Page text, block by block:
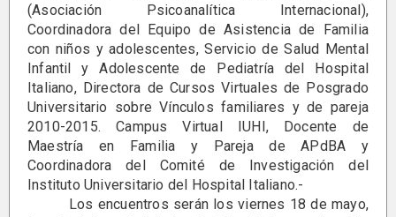
(Asociación Psicoanalítica Internacional),
Coordinadora del Equipo de Asistencia de Familia
con niños y adolescentes, Servicio de Salud Mental
Infantil y Adolescente de Pediatría del Hospital
Italiano, Directora de Cursos Virtuales de Posgrado
Universitario sobre Vínculos familiares y de pareja
2010-2015. Campus Virtual IUHI, Docente de
Maestría en Familia y Pareja de APdBA y
Coordinadora del Comité de Investigación del
Instituto Universitario del Hospital Italiano.-
Los encuentros serán los viernes 18 de mayo,